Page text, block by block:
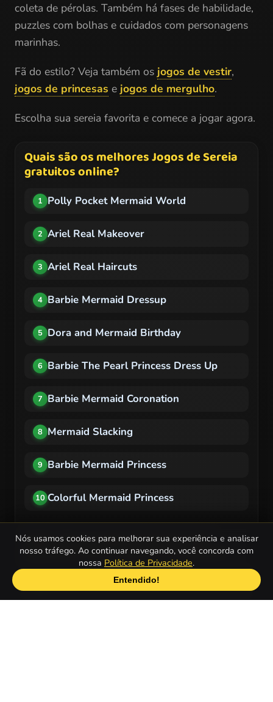
coleta de pérolas. Também há fases de habilidade,
puzzles com bolhas e cuidados com personagens
marinhas.
Fã do estilo? Veja também os jogos de vestir,
jogos de princesas e jogos de mergulho.
Escolha sua sereia favorita e comece a jogar agora.
Quais são os melhores Jogos de Sereia
gratuitos online?
1 Polly Pocket Mermaid World
2 Ariel Real Makeover
3 Ariel Real Haircuts
4 Barbie Mermaid Dressup
5 Dora and Mermaid Birthday
6 Barbie The Pearl Princess Dress Up
7 Barbie Mermaid Coronation
8 Mermaid Slacking
9 Barbie Mermaid Princess
10 Colorful Mermaid Princess
Quais são os Jogos de Sereia mais
populares para celulares ou tablets?
Barbie Mermaid Princess
Nós usamos cookies para melhorar sua experiência e analisar
nosso tráfego. Ao continuar navegando, você concorda com
nossa Política de Privacidade.
Entendido!